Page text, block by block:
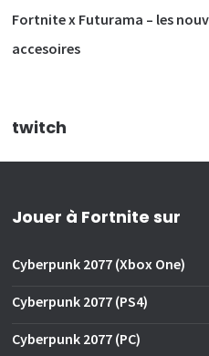
Fortnite x Futurama – les
accesoires
twitch
Jouer à Fortnite sur
Cyberpunk 2077 (Xbox One)
Cyberpunk 2077 (PS4)
Cyberpunk 2077 (PC)